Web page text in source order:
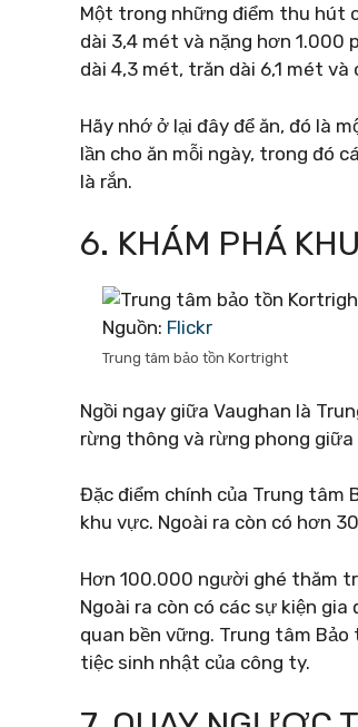
Một trong những điểm thu hút
dài 3,4 mét và nặng hơn 1.000
dài 4,3 mét, trăn dài 6,1 mét và
Hãy nhớ ở lại đây để ăn, đó là
lần cho ăn mỗi ngày, trong đó
là rắn.
6. KHÁM PHÁ
Nguồn: Flickr
Trung tâm bảo tồn Kortright
Ngồi ngay giữa Vaughan là
rừng thông và rừng phong
Đặc điểm chính của Trung tâm
khu vực. Ngoài ra còn có hơn
Hơn 100.000 người ghé thăm
Ngoài ra còn có các sự kiện
quan bền vững. Trung tâm
tiệc sinh nhật của công ty.